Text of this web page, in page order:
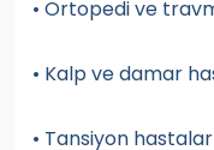
• Ortopedi ve
• Kalp ve damar
• Tansiyon